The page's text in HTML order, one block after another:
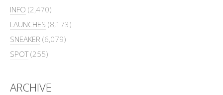
INFO (2,470)
LAUNCHES (8,173)
SNEAKER (6,079)
SPOT(255)
ARCHIVE